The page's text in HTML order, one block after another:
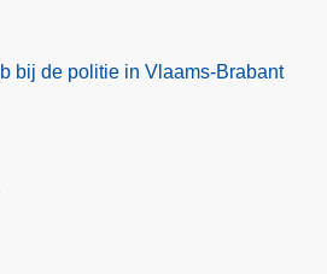
bij de politie in Vlaams-Brabant